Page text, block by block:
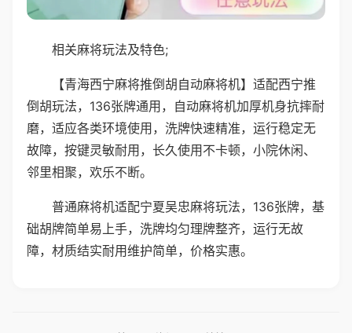
相关麻将玩法及特色;
【青海西宁麻将推倒胡自动麻将机】适配西宁推
倒胡玩法，136张牌通用，自动麻将机加厚机身抗摔耐
磨，适应各类环境使用，洗牌快速精准，运行稳定无
故障，按键灵敏耐用，长久使用不卡顿，小院休闲、
邻里相聚，欢乐不断。
普通麻将机适配宁夏吴忠麻将玩法，136张牌，基
础胡牌简单易上手，洗牌均匀理牌整齐，运行无故
障，材质结实耐用维护简单，价格实惠。